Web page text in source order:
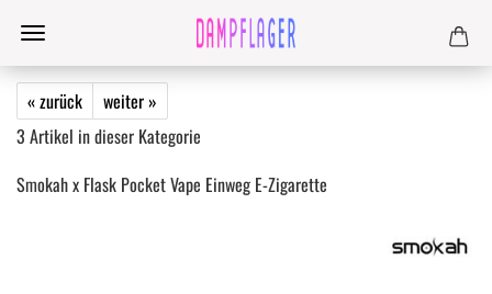
« zurück
weiter »
3 Artikel in dieser Kategorie
Smokah x Flask Pocket Vape Einweg E-Zigarette